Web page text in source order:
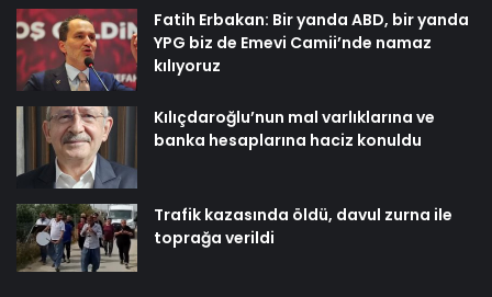
Fatih Erbakan: Bir yanda ABD, bir yanda
YPG biz de Emevi Camii’nde namaz
kılıyoruz
Kılıçdaroğlu’nun mal varlıklarına ve
banka hesaplarına haciz konuldu
Trafik kazasında öldü, davul zurna ile
toprağa verildi